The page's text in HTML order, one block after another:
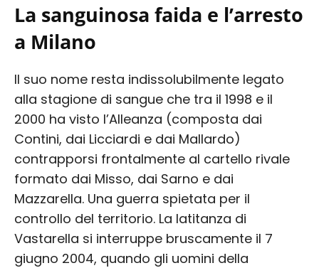
La sanguinosa faida e l’arresto
a Milano
Il suo nome resta indissolubilmente legato
alla stagione di sangue che tra il 1998 e il
2000 ha visto l’Alleanza (composta dai
Contini, dai Licciardi e dai Mallardo)
contrapporsi frontalmente al cartello rivale
formato dai Misso, dai Sarno e dai
Mazzarella. Una guerra spietata per il
controllo del territorio. La latitanza di
Vastarella si interruppe bruscamente il 7
giugno 2004, quando gli uomini della